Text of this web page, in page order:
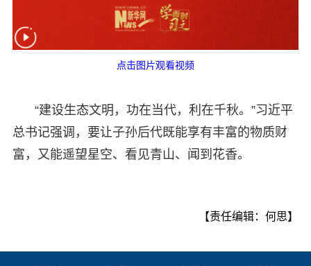
点击图片观看视频
“建设生态文明，功在当代，利在千秋。”习近平
总书记强调，要让子孙后代既能享有丰富的物质财
富，又能遥望星空、看见青山、闻到花香。
【责任编辑：何思】